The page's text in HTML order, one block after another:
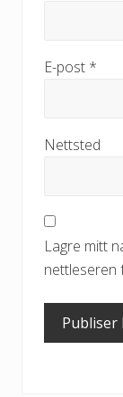
E-post *
Nettsted
Lagre mitt
nettleseren